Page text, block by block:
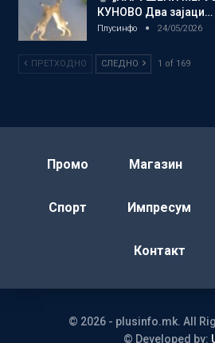
КУНОВО Два зајаци…
Плусинфо 24/05/2026
ПРЕТХОДНО СЛЕДНО 1 of 169
Промо Магазин
Спорт Импресум
Контакт
© 2026 - plusinfo.mk. All
© Developed by: